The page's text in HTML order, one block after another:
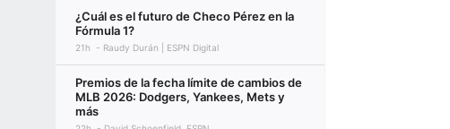
¿Cuál es el futuro de Checo Pérez en la
Fórmula 1?
21h Raudy Durán | ESPN Digital
Premios de la fecha límite de cambios de
MLB 2026: Dodgers, Yankees, Mets y
más